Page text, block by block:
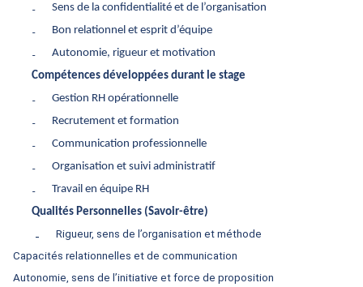
₋
Sens de la confidentialité et de l’organisation
₋
Bon relationnel et esprit d’équipe
₋
Autonomie, rigueur et motivation
Compétences développées durant le stage
₋
Gestion RH opérationnelle
₋
Recrutement et formation
₋
Communication professionnelle
₋
Organisation et suivi administratif
₋
Travail en équipe RH
Qualités Personnelles (Savoir-être)
₋
Rigueur, sens de l’organisation et méthode
Capacités relationnelles et de communication
Autonomie, sens de l’initiative et force de proposition